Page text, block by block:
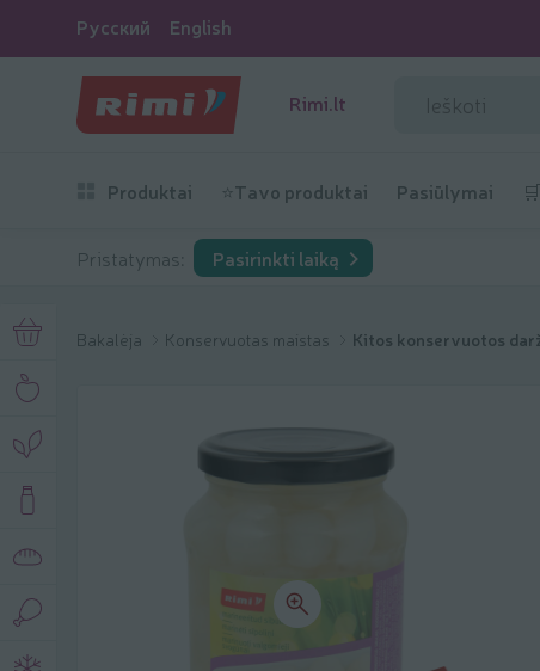
Русский English
Rimi.lt
Produktai ⭐Tavo produktai Pasiūlymai
Pristatymas: Pasirinkti laiką
Bakalėja Konservuotas maistas Kitos konservuotos